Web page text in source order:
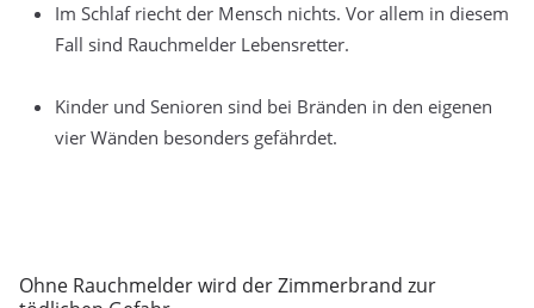
Im Schlaf riecht der Mensch nichts. Vor allem in diesem
Fall sind Rauchmelder Lebensretter.
Kinder und Senioren sind bei Bränden in den eigenen
vier Wänden besonders gefährdet.
Ohne Rauchmelder wird der Zimmerbrand zur